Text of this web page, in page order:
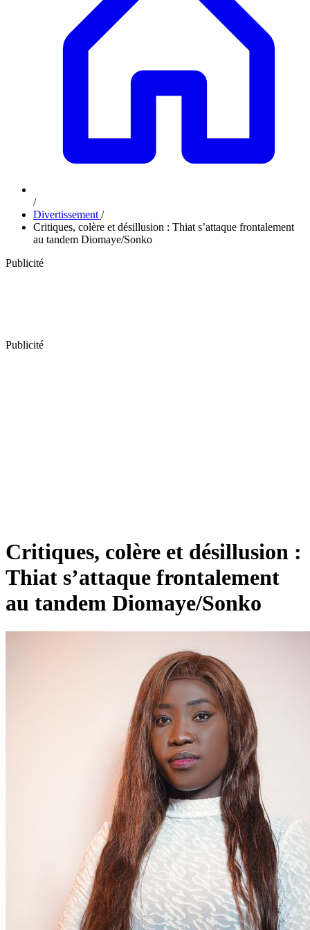
/
Divertissement /
Critiques, colère et désillusion : Thiat s’attaque frontalement
au tandem Diomaye/Sonko
Publicité
Publicité
Critiques, colère et désillusion :
Thiat s’attaque frontalement
au tandem Diomaye/Sonko